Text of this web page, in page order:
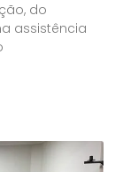
do
assistência